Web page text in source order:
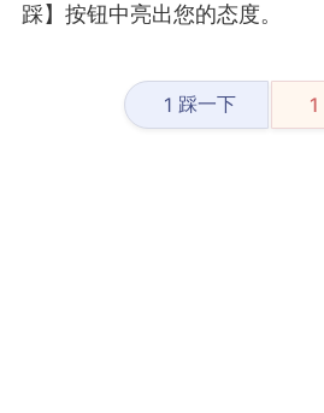
踩】按钮中亮出您的态度。
1 踩一下 1